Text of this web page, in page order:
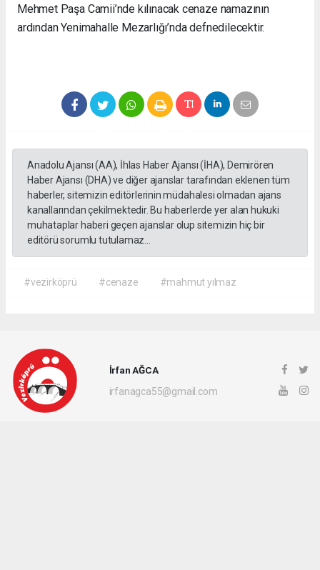
Mehmet Paşa Camii’nde kılınacak cenaze namazının
ardından Yenimahalle Mezarlığı’nda defnedilecektir.
Anadolu Ajansı (AA), İhlas Haber Ajansı (İHA), Demirören
Haber Ajansı (DHA) ve diğer ajanslar tarafından eklenen tüm
haberler, sitemizin editörlerinin müdahalesi olmadan ajans
kanallarından çekilmektedir. Bu haberlerde yer alan hukuki
muhataplar haberi geçen ajanslar olup sitemizin hiç bir
editörü sorumlu tutulamaz...
#vezirköprü #cenaze #mahmut yılmaz
İrfan AĞCA
irfanagca55@gmail.com